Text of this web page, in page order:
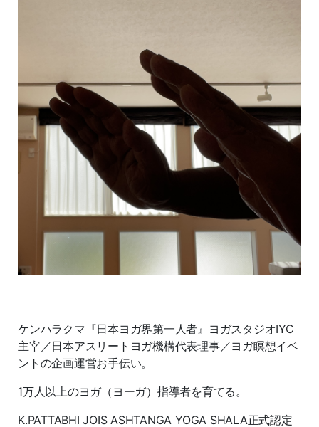
ケンハラクマ『日本ヨガ界第一人者』ヨガスタジオIYC
主宰／日本アスリートヨガ機構代表理事／ヨガ瞑想イベ
ントの企画運営お手伝い。
1万人以上のヨガ（ヨーガ）指導者を育てる。
K.PATTABHI JOIS ASHTANGA YOGA SHALA正式認定